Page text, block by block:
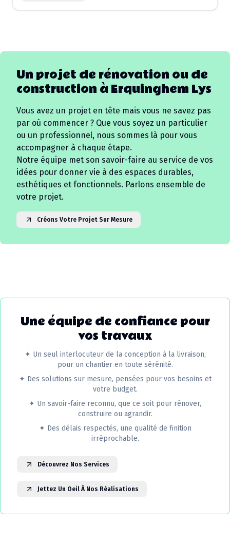
Un projet de rénovation ou de
construction à Erquinghem Lys
Vous avez un projet en tête mais vous ne savez pas
par où commencer ? Que vous soyez un particulier
ou un professionnel, nous sommes là pour vous
accompagner à chaque étape.
Notre équipe met son savoir-faire au service de vos
idées pour donner vie à des espaces durables,
esthétiques et fonctionnels. Parlons ensemble de
votre projet.
Créons Votre Projet Sur Mesure
Une équipe de confiance pour
vos travaux
✦ Un seul interlocuteur de la conception à la livraison,
pour un chantier en toute sérénité.
✦ Des solutions sur mesure, pensées pour vos besoins et
votre budget.
✦ Un savoir-faire reconnu, que ce soit pour rénover,
construire ou agrandir.
✦ Des délais respectés, une qualité de finition
irréprochable.
Découvrez Nos Services
Jettez Un Oeil À Nos Réalisations